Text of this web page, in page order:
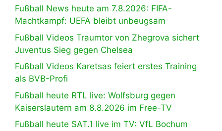
Fußball News heute am 7.8.2026: FIFA-
Machtkampf: UEFA bleibt unbeugsam
Fußball Videos Traumtor von Zhegrova sichert
Juventus Sieg gegen Chelsea
Fußball Videos Karetsas feiert erstes Training
als BVB-Profi
Fußball heute RTL live: Wolfsburg gegen
Kaiserslautern am 8.8.2026 im Free-TV
Fußball heute SAT.1 live im TV: VfL Bochum